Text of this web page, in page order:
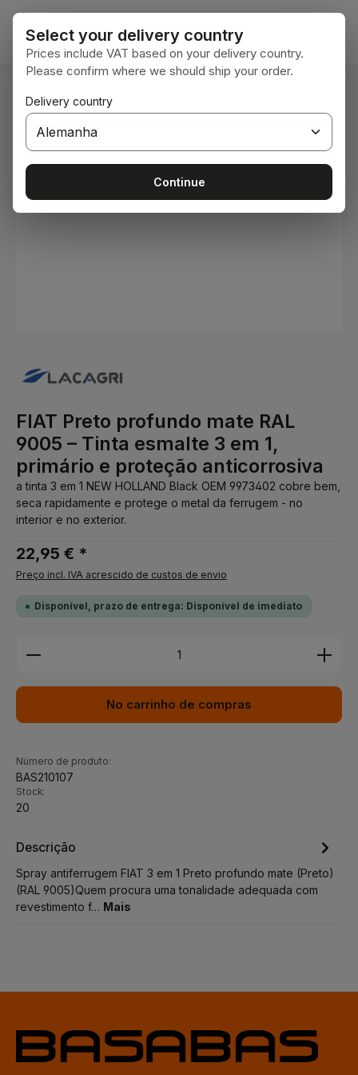
Ir para o conteúdo principal
Você está aqui: Home
FIAT Preto profundo mate RAL
9005 – Tinta esmalte 3 em 1,
primário e proteção anticorrosiva
a tinta 3 em 1 NEW HOLLAND Black OEM 9973402 cobre bem,
seca rapidamente e protege o metal da ferrugem - no
interior e no exterior.
22,95 € *
Preço incl. IVA acrescido de custos de envio
Disponível, prazo de entrega: Disponível de imediato
Quantidade do Produto: Insira a quantidade
No carrinho de compras
Número de produto:
BAS210107
Stock:
20
Descrição
Spray antiferrugem FIAT 3 em 1 Preto profundo mate (Preto)
(RAL 9005)Quem procura uma tonalidade adequada com
revestimento f… Mais
Select your delivery country
Prices include VAT based on your delivery country.
Please confirm where we should ship your order.
Delivery country
Continue